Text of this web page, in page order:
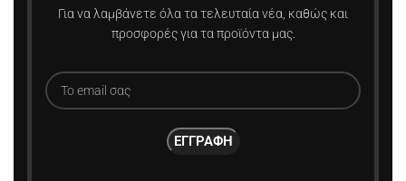
Για να λαμβάνετε όλα τα τελευταία νέα, καθώς και
προσφορές για τα προϊόντα μας.